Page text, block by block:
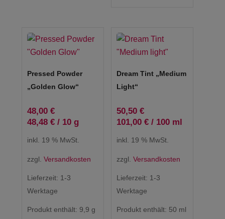
Pressed Powder
„Golden Glow“
48,00 €
48,48 €/ 10 g
inkl. 19 % MwSt.
zzgl. Versandkosten
Lieferzeit: 1-3
Werktage
Produkt enthält: 9,9 g
Dream Tint „Medium
Light“
50,50 €
101,00 €/ 100 ml
inkl. 19 % MwSt.
zzgl. Versandkosten
Lieferzeit: 1-3
Werktage
Produkt enthält: 50 ml